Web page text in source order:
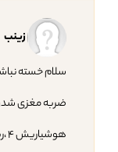
زینب
سلام خسته
ضربه مغزی